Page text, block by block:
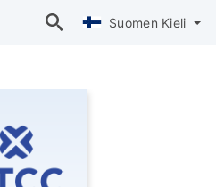
Suomen Kieli